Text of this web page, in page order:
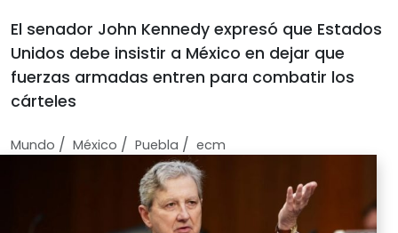
El senador John Kennedy expresó que Estados
Unidos debe insistir a México en dejar que
fuerzas armadas entren para combatir los
cárteles
Mundo / México / Puebla / ecm